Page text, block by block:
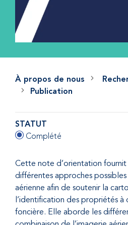
À propos de nous
Publication
STATUT
Complété
Cette note d’orientation
différentes approches possibles
aérienne afin de soutenir la
l’identification des propriétés à
foncière. Elle aborde les